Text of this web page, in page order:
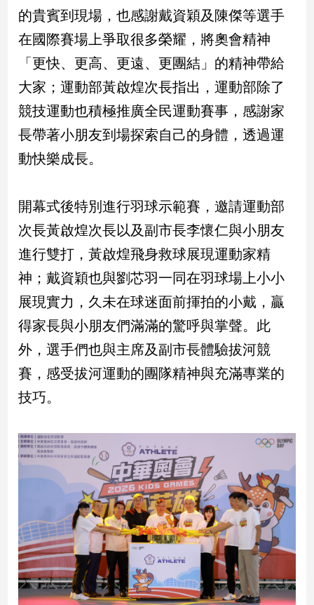
娛
樂
娛
星
聞
流
行/
時
星
生
活
建
築/
內
設
計
旅
美
食
消
費
健
康/
親
的貴賓到現場，也感謝戴資穎及陳傑等選手
在國際賽場上爭取很多榮耀，將奧會精神
「更快、更高、更遠、更團結」的精神帶給
大家；運動部黃啟煌次長指出，運動部除了
競技運動也積極推廣全民運動賽事，感謝家
長帶著小朋友到場探索自己的身體，透過運
動快樂成長。
開幕式後特別進行羽球示範賽，邀請運動部
次長黃啟煌次長以及副市長李懷仁與小朋友
進行雙打，黃啟煌飛身救球展現運動家精
神；戴資穎也與劉芯羽一同在羽球場上小小
展現實力，久未在球迷⾯前揮拍的⼩戴，贏
得家⻑與⼩朋友們滿滿的驚呼與掌聲。此
外，選⼿們也與主席及副市⻑體驗拔河競
賽，感受拔河運動的團隊精神與充滿專業的
技巧。